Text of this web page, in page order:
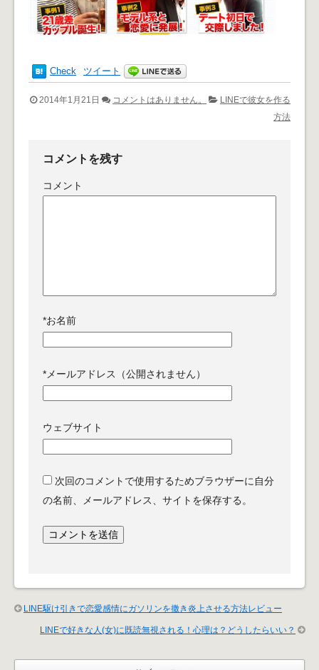
Check ツイート
2014年1月21日 コメントはありません。
LINEで彼女を作る
方法
コメントを残す
コメント
*お名前
* メールアドレス（公開されません）
ウェブサイト
次回のコメントで使用するためブラウザーに自分
の名前、メールアドレス、サイトを保存する。
LINE駆け引きで恋愛感情にガソリンを撒き炎上させる方法レビュー
LINEで好きな人(女)に既読無視される！心理は？どうしたらいい？